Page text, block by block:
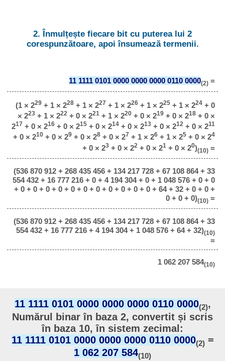
2. Înmulțește fiecare bit cu puterea lui 2
corespunzătoare, apoi însumează termenii.
11 1111 0101 0000 0000 0000 0110 0000(2)=
(1 × 229+ 1 × 228+ 1 × 227 + 1 × 226+ 1 × 225+ 1 × 224+ 0
× 223+ 1 × 222+ 0 × 221+ 1 × 220+ 0 × 219+ 0 × 218+ 0 ×
217 + 0 × 216+ 0 × 215+ 0 × 214+ 0 × 213+ 0 × 212+ 0 × 211
+ 0 × 210+ 0 × 29+ 0 × 28+ 0 × 27 + 1 × 26+ 1 × 25+ 0 × 24
+ 0 × 23+ 0 × 22+ 0 × 21+ 0 × 20)(10)=
(536 870 912 + 268 435 456 + 134 217 728 + 67 108 864 + 33
554 432 + 16 777 216 + 0 + 4 194 304 + 0 + 1 048 576 + 0 + 0
+ 0 + 0 + 0 + 0 + 0 + 0 + 0 + 0 + 0 + 0 + 0 + 64 + 32 + 0 + 0 +
0 + 0 + 0)(10)=
(536 870 912 + 268 435 456 + 134 217 728 + 67 108 864 + 33
554 432 + 16 777 216 + 4 194 304 + 1 048 576 + 64 + 32)(10)
=
1 062 207 584(10)
11 1111 0101 0000 0000 0000 0110 0000(2),
Numărul binar în baza 2, convertit și scris
în baza 10, în sistem zecimal:
11 1111 0101 0000 0000 0000 0110 0000(2) =
1 062 207 584(10)